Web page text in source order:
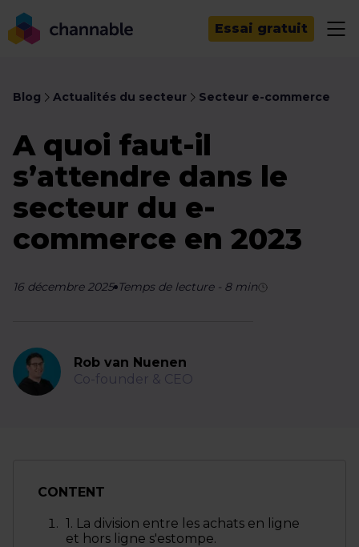
Essai gratuit
Blog Actualités du secteur Secteur e-commerce
A quoi faut-il
s’attendre dans le
secteur du e-
commerce en 2023
16 décembre 2025 Temps de lecture- 8min
Rob van Nuenen
Co-founder & CEO
CONTENT
1. La division entre les achats en ligne
et hors ligne s'estompe.